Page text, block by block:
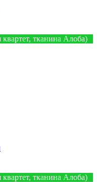
квартет, тканина Алоба)
квартет, тканина Алоба)